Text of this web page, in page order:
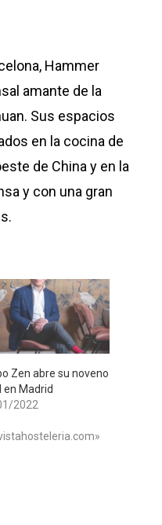
Hammer
amante de la
Sus espacios
en la cocina de
de China y en la
y con una gran
Zen abre su noveno
en Madrid
2022